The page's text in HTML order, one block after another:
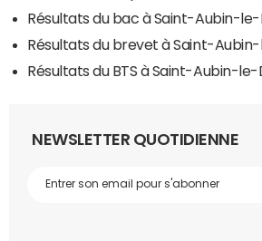
Résultats du bac à Saint-Aubin-
Résultats du brevet à Saint-
Résultats du BTS à Saint-Aubin-
NEWSLETTER QUOTIDIENNE